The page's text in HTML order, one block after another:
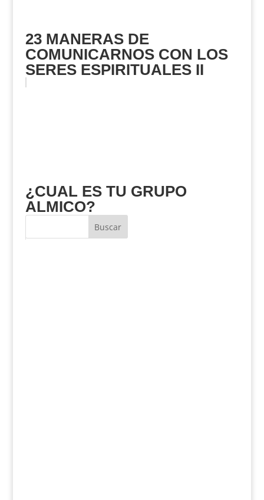
23 MANERAS DE
COMUNICARNOS CON LOS
SERES ESPIRITUALES II
¿CUAL ES TU GRUPO
ALMICO?
Buscar